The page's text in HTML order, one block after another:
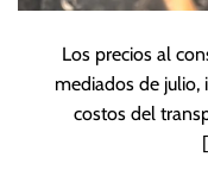
Los precios al
mediados de
costos del